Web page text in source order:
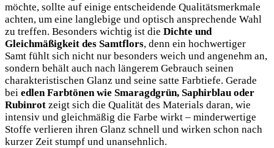
möchte, sollte auf einige entscheidende Qualitätsmerkmale
achten, um eine langlebige und optisch ansprechende Wahl
zu treffen. Besonders wichtig ist die Dichte und
Gleichmäßigkeit des Samtflors, denn ein hochwertiger
Samt fühlt sich nicht nur besonders weich und angenehm an,
sondern behält auch nach längerem Gebrauch seinen
charakteristischen Glanz und seine satte Farbtiefe. Gerade
bei edlen Farbtönen wie Smaragdgrün, Saphirblau oder
Rubinrot zeigt sich die Qualität des Materials daran, wie
intensiv und gleichmäßig die Farbe wirkt – minderwertige
Stoffe verlieren ihren Glanz schnell und wirken schon nach
kurzer Zeit stumpf und unansehnlich.